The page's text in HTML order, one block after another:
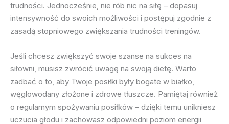
trudności. Jednocześnie, nie rób nic na siłę – dopasuj
intensywność do swoich możliwości i postępuj zgodnie z
zasadą stopniowego zwiększania trudności treningów.
Jeśli chcesz zwiększyć swoje szanse na sukces na
siłowni, musisz zwrócić uwagę na swoją dietę. Warto
zadbać o to, aby Twoje posiłki były bogate w białko,
węglowodany złożone i zdrowe tłuszcze. Pamiętaj również
o regularnym spożywaniu posiłków – dzięki temu unikniesz
uczucia głodu i zachowasz odpowiedni poziom energii